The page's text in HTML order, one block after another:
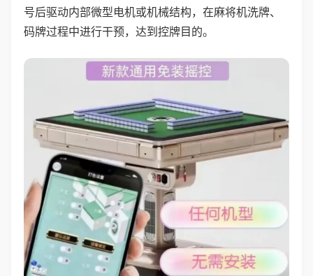
号后驱动内部微型电机或机械结构，在麻将机洗牌、
码牌过程中进行干预，达到控牌目的。